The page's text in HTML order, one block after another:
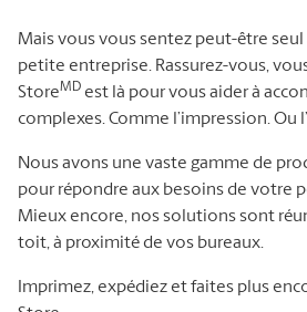
Mais vous vous sentez peut-être seul
petite entreprise. Rassurez-vous, vous
StoreMD est là pour vous aider à
complexes. Comme l’impression. Ou
Nous avons une vaste gamme de
pour répondre aux besoins de votre
Mieux encore, nos solutions sont
toit, à proximité de vos bureaux.
Imprimez, expédiez et faites plus